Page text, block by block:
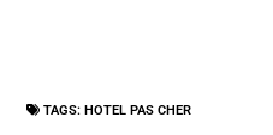
TAGS: HOTEL PAS CHER